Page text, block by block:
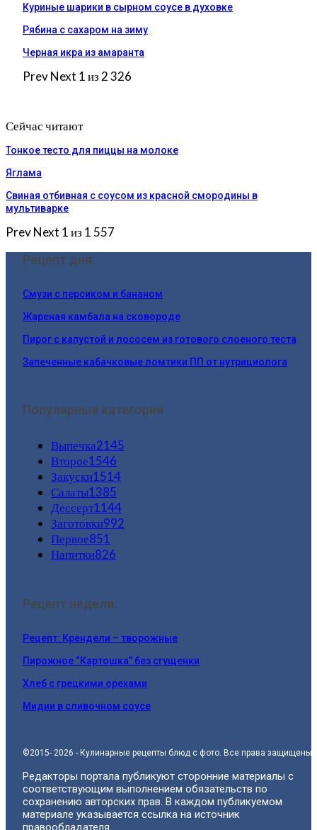
Куриные шарики в сырном соусе в духовке
Рябина с сахаром на зиму
Черная икра из амаранта
PrevNext 1 из 2 326
Сейчас читают
Тонкое тесто для пиццы на молоке
Яглама
Свиная отбивная с соусом из красной смородины в
мультиварке
PrevNext 1 из 1 557
Рецепт дня:
Смузи с персиком и бананом
Жареная камбала на сковороде
Пирог с капустой и лососем из готового слоеного теста
Запеченные кабачковые ломтики ПП от нутрициолога
Популярные категории
Выпечка2145
Второе1546
Закуски1514
Салаты1385
Дессерт1144
Заготовки992
Первое851
Напитки826
Рецепт недели:
Рецепт: Крендели – творожные
Пирожное “Картошка” без сгущенки
Хлеб с грецкими орехами
Мидии в сливочном соусе
©2015- 2026 - Кулинарные рецепты блюд с фото. Все права защищены.
Редакторы портала публикуют сторонние материалы с
соответствующим выполнением обязательств по
сохранению авторских прав. В каждом публикуемом
материале указывается ссылка на источник
правообладателя.